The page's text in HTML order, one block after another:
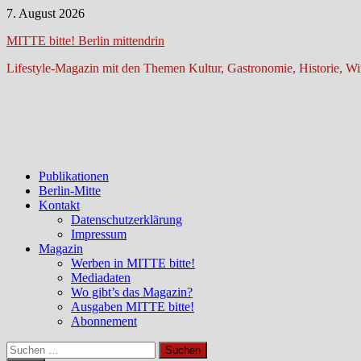
Zum
springen
7. August 2026
MITTE bitte! Berlin mittendrin
Lifestyle-Magazin mit den Themen Kultur, Gastronomie, Historie,
Publikationen
Berlin-Mitte
Kontakt
Datenschutzerklärung
Impressum
Magazin
Werben in MITTE bitte!
Mediadaten
Wo gibt’s das Magazin?
Ausgaben MITTE bitte!
Abonnement
Suchen